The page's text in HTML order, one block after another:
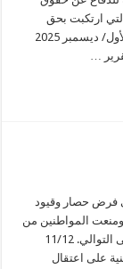
ارتكبت بحق
المسلمين الشيعة للفترة الممتدة من الأول من كانون الأول/ ديسمبر 2025
فرض حصار وقيود
ومنعت المواطنين من
أداء صلاة الجمعة المركزية للأسبوع الحادي والستين على التوالي. 11/12
على اعتقال